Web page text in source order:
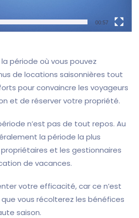
00:57
période où vous pouvez
de locations saisonnières tout
pour convaincre les voyageurs
et de réserver votre propriété.
n’est pas de tout repos. Au
la période la plus
et les gestionnaires
de vacances.
votre efficacité, car ce n’est
vous récolterez les bénéfices
saison.